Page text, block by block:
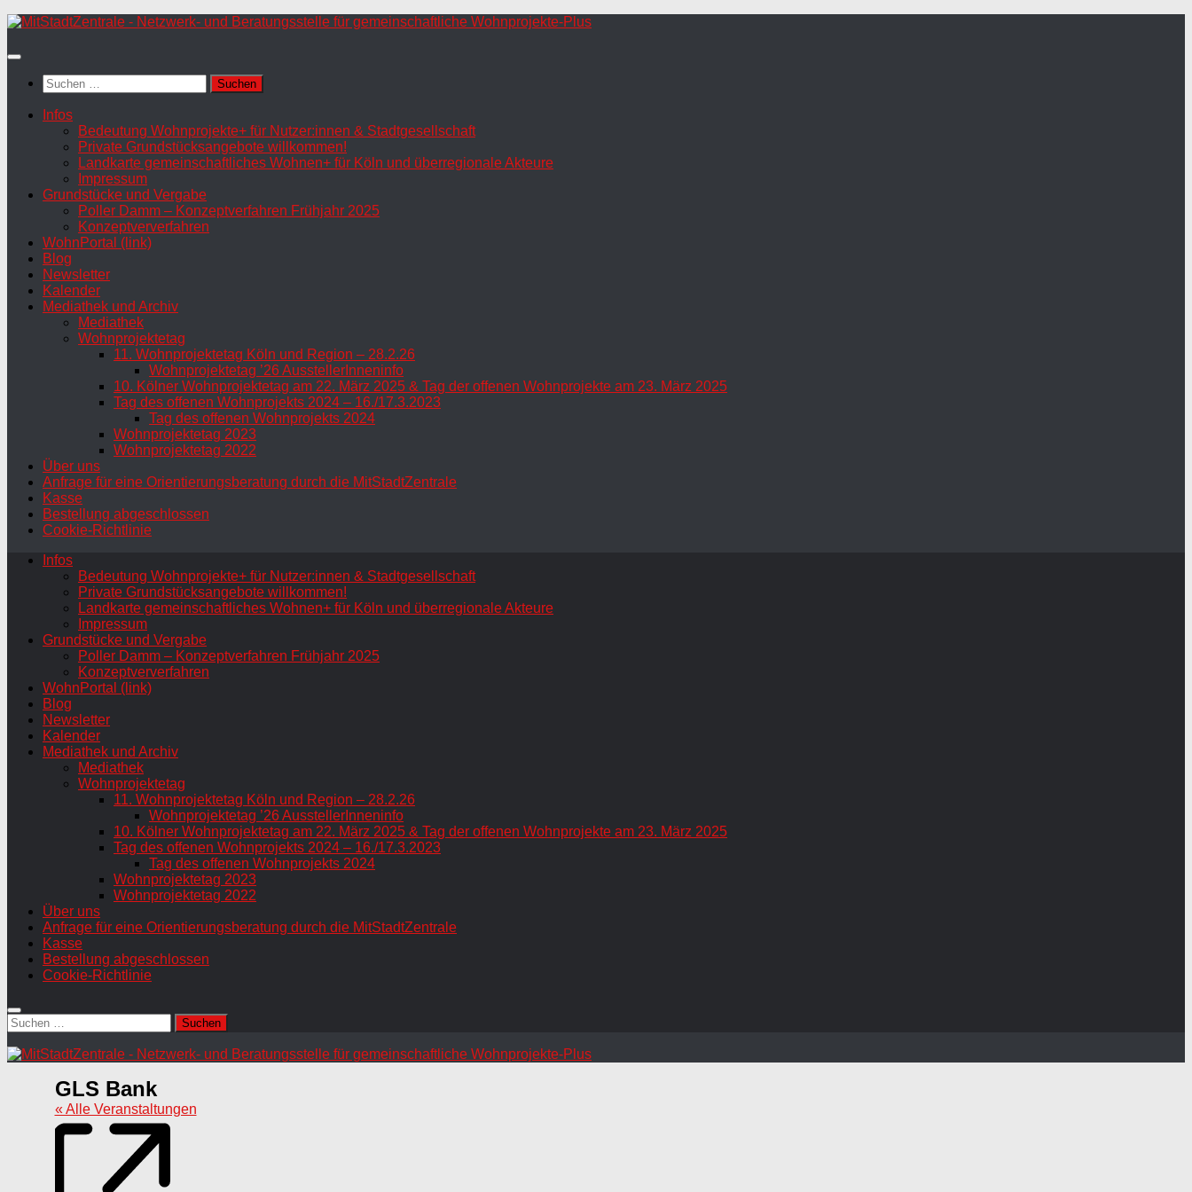
Zum
springen
Suchen
nach:
Infos
Bedeutung Wohnprojekte+ für Nutzer:innen & Stadtgesellschaft
Private Grundstücksangebote willkommen!
Landkarte gemeinschaftliches Wohnen+ für Köln und überregionale Akteure
Impressum
Grundstücke und Vergabe
Poller Damm – Konzeptverfahren Frühjahr 2025
Konzeptververfahren
WohnPortal (link)
Blog
Newsletter
Kalender
Mediathek und Archiv
Mediathek
Wohnprojektetag
11. Wohnprojektetag Köln und Region – 28.2.26
Wohnprojektetag ’26 AusstellerInneninfo
10. Kölner Wohnprojektetag am 22. März 2025 & Tag der offenen Wohnprojekte am 23. März 2025
Tag des offenen Wohnprojekts 2024 – 16./17.3.2023
Tag des offenen Wohnprojekts 2024
Wohnprojektetag 2023
Wohnprojektetag 2022
Über uns
Anfrage für eine Orientierungsberatung durch die MitStadtZentrale
Kasse
Bestellung abgeschlossen
Cookie-Richtlinie
Infos
Bedeutung Wohnprojekte+ für Nutzer:innen & Stadtgesellschaft
Private Grundstücksangebote willkommen!
Landkarte gemeinschaftliches Wohnen+ für Köln und überregionale Akteure
Impressum
Grundstücke und Vergabe
Poller Damm – Konzeptverfahren Frühjahr 2025
Konzeptververfahren
WohnPortal (link)
Blog
Newsletter
Kalender
Mediathek und Archiv
Mediathek
Wohnprojektetag
11. Wohnprojektetag Köln und Region – 28.2.26
Wohnprojektetag ’26 AusstellerInneninfo
10. Kölner Wohnprojektetag am 22. März 2025 & Tag der offenen Wohnprojekte am 23. März 2025
Tag des offenen Wohnprojekts 2024 – 16./17.3.2023
Tag des offenen Wohnprojekts 2024
Wohnprojektetag 2023
Wohnprojektetag 2022
Über uns
Anfrage für eine Orientierungsberatung durch die MitStadtZentrale
Kasse
Bestellung abgeschlossen
Cookie-Richtlinie
Suchen
nach:
GLS Bank
« Alle Veranstaltungen